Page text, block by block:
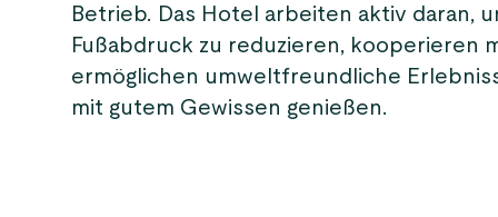
Betrieb. Das Hotel arbeiten aktiv daran,
Fußabdruck zu reduzieren, kooperieren
ermöglichen umweltfreundliche
mit gutem Gewissen genießen.